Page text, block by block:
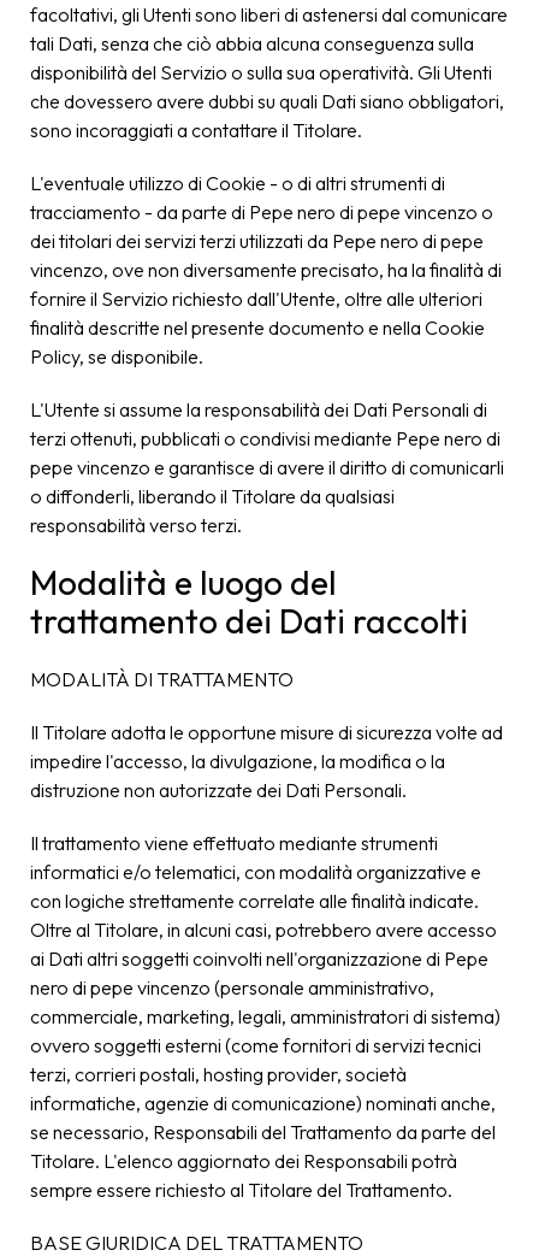
facoltativi, gli Utenti sono liberi di astenersi dal comunicare
tali Dati, senza che ciò abbia alcuna conseguenza sulla
disponibilità del Servizio o sulla sua operatività. Gli Utenti
che dovessero avere dubbi su quali Dati siano obbligatori,
sono incoraggiati a contattare il Titolare.
L'eventuale utilizzo di Cookie - o di altri strumenti di
tracciamento - da parte di Pepe nero di pepe vincenzo o
dei titolari dei servizi terzi utilizzati da Pepe nero di pepe
vincenzo, ove non diversamente precisato, ha la finalità di
fornire il Servizio richiesto dall'Utente, oltre alle ulteriori
finalità descritte nel presente documento e nella Cookie
Policy, se disponibile.
L'Utente si assume la responsabilità dei Dati Personali di
terzi ottenuti, pubblicati o condivisi mediante Pepe nero di
pepe vincenzo e garantisce di avere il diritto di comunicarli
o diffonderli, liberando il Titolare da qualsiasi
responsabilità verso terzi.
Modalità e luogo del
trattamento dei Dati raccolti
MODALITÀ DI TRATTAMENTO
Il Titolare adotta le opportune misure di sicurezza volte ad
impedire l'accesso, la divulgazione, la modifica o la
distruzione non autorizzate dei Dati Personali.
Il trattamento viene effettuato mediante strumenti
informatici e/o telematici, con modalità organizzative e
con logiche strettamente correlate alle finalità indicate.
Oltre al Titolare, in alcuni casi, potrebbero avere accesso
ai Dati altri soggetti coinvolti nell'organizzazione di Pepe
nero di pepe vincenzo (personale amministrativo,
commerciale, marketing, legali, amministratori di sistema)
ovvero soggetti esterni (come fornitori di servizi tecnici
terzi, corrieri postali, hosting provider, società
informatiche, agenzie di comunicazione) nominati anche,
se necessario, Responsabili del Trattamento da parte del
Titolare. L'elenco aggiornato dei Responsabili potrà
sempre essere richiesto al Titolare del Trattamento.
BASE GIURIDICA DEL TRATTAMENTO